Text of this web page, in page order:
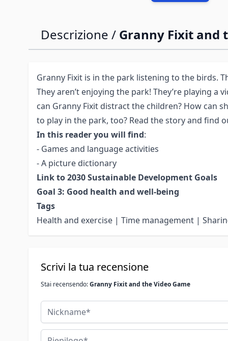
Descrizione / Granny Fixit and
Granny Fixit is in the park listening to the birds.
They aren’t enjoying the park! They’re playing a
can Granny Fixit distract the children? How can
to play in the park, too? Read the story and find
In this reader you will find:
- Games and language activities
- A picture dictionary
Link to 2030 Sustainable Development Goals
Goal 3: Good health and well-being
Tags
Health and exercise | Time management |
Scrivi la tua recensione
Stai recensendo:Granny Fixit and the Video Game
Nickname
Riepilogo